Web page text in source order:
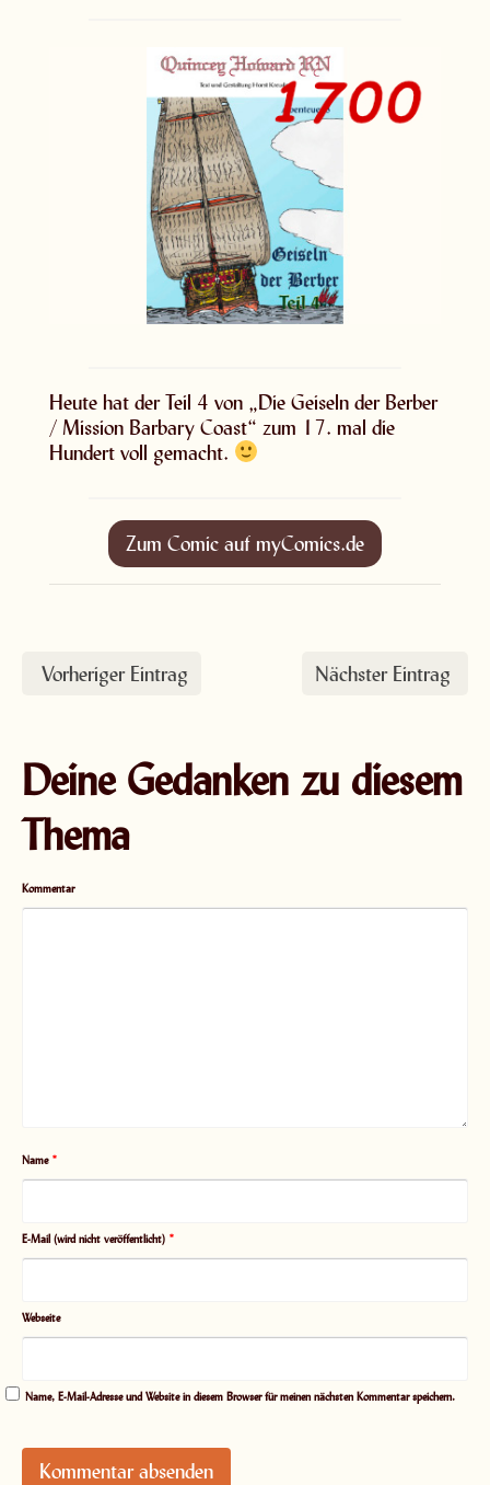
Heute hat der Teil 4 von „Die Geiseln der Berber
/ Mission Barbary Coast“ zum 17. mal die
Hundert voll gemacht.
Zum Comic auf myComics.de
Vorheriger Eintrag Nächster Eintrag
Deine Gedanken zu diesem
Thema
Kommentar
Name *
E-Mail (wird nicht veröffentlicht) *
Webseite
Name, E-Mail-Adresse und Website in diesem Browser für meinen nächsten Kommentar speichern.